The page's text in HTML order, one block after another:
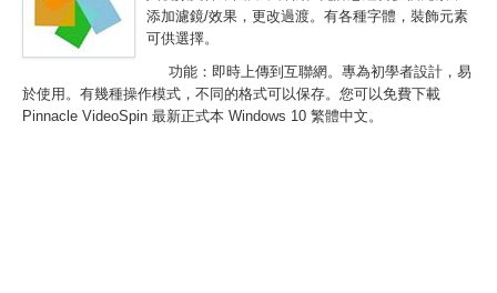
添加濾鏡/效果，更改過渡。有各種字體，裝飾元素
可供選擇。
功能：即時上傳到互聯網。專為初學者設計，易
於使用。有幾種操作模式，不同的格式可以保存。您可以免費下載
Pinnacle VideoSpin 最新正式本 Windows 10 繁體中文。